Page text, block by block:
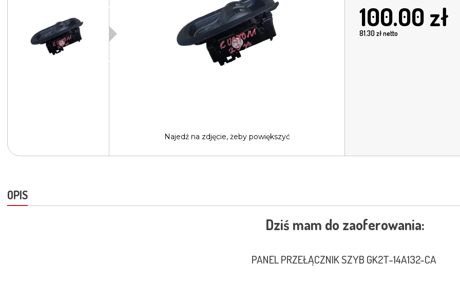
Najedź na zdjęcie, żeby powiększyć
100.00 zł
81.30zł netto
OPIS
Dziś mam do zaoferowania:
PANEL PRZEŁĄCZNIK SZYB GK2T-14A132-CA